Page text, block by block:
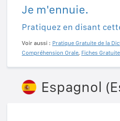
Je m'ennuie.
Pratiquez en disant
Voir aussi : Pratique Gratuite de la
Compréhension Orale, Fiches
Espagnol